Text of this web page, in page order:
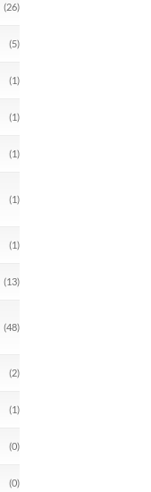
(26)
(5)
(1)
(1)
(1)
(1)
(1)
(13)
(48)
(2)
(1)
(0)
(0)